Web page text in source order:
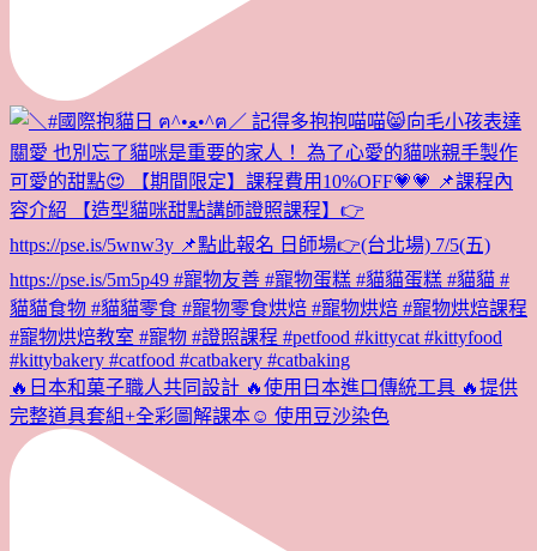
🔥日本和菓子職人共同設計 🔥使用日本進口傳統工具 🔥提供
完整道具套組+全彩圖解課本☺️ 使用豆沙染色